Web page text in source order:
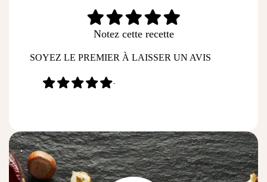
Notez cette recette
SOYEZ LE PREMIER À LAISSER UN AVIS
-